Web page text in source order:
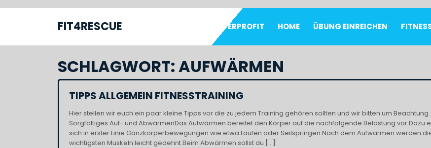
FIT4RESCUE SUPERPROFIT HOME ÜBUNG EINREICHEN
SCHLAGWORT:AUFWÄRMEN
TIPPS ALLGEMEIN FITNESSTRAINING
Hier stellen wir euch ein paar kleine Tipps vor die zu jedem Training gehören sollten und wir bitten um Beachtung.
Sorgfältiges Auf- und AbwärmenDas Aufwärmen bereitet den Körper auf die nachfolgende Belastung vor.Dazu
sich in erster Linie Ganzkörperbewegungen wie etwa Laufen oder Seilspringen.Nach dem Aufwärmen werden
wichtigsten Muskeln leicht gedehnt.Beim Abwärmen sollst du […]